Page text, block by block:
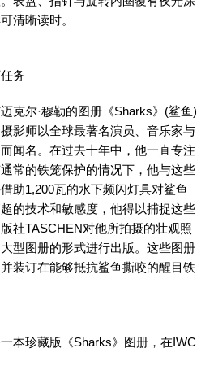
清晰读时。
务
克尔·穆勒的图册《Sharks》(鲨鱼)
影师以全球最著名演员、音乐家与
闻名。在过去十年中，他一直专注
常的铁笼保护的情况下，他与这些
助1,200瓦的水下频闪灯具对鲨鱼
的技术和敏感度，他得以捕捉这些
社TASCHEN对他所拍摄的壮观照
型图册的形式进行出版。这些图册
装订在能够抵抗鲨鱼撕咬的醒目铁
本珍藏版《Sharks》图册，在IWC